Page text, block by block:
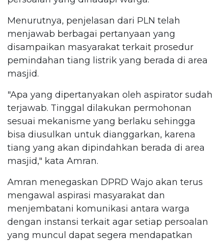
Menurutnya, penjelasan dari PLN telah
menjawab berbagai pertanyaan yang
disampaikan masyarakat terkait prosedur
pemindahan tiang listrik yang berada di area
masjid.
"Apa yang dipertanyakan oleh aspirator sudah
terjawab. Tinggal dilakukan permohonan
sesuai mekanisme yang berlaku sehingga
bisa diusulkan untuk dianggarkan, karena
tiang yang akan dipindahkan berada di area
masjid," kata Amran.
Amran menegaskan DPRD Wajo akan terus
mengawal aspirasi masyarakat dan
menjembatani komunikasi antara warga
dengan instansi terkait agar setiap persoalan
yang muncul dapat segera mendapatkan